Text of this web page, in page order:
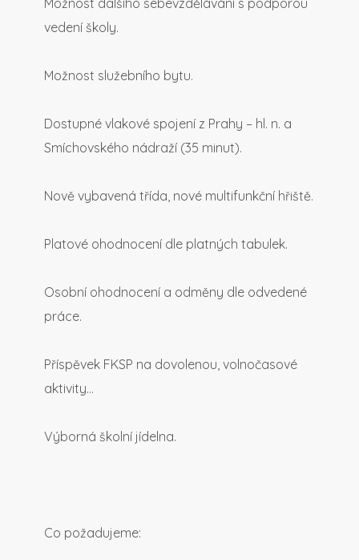
Možnost dalšího sebevzdělávání s podporou
vedení školy.
Možnost služebního bytu.
Dostupné vlakové spojení z Prahy – hl. n. a
Smíchovského nádraží (35 minut).
Nově vybavená třída, nové multifunkční hřiště.
Platové ohodnocení dle platných tabulek.
Osobní ohodnocení a odměny dle odvedené
práce.
Příspěvek FKSP na dovolenou, volnočasové
aktivity…
Výborná školní jídelna.
Co požadujeme: